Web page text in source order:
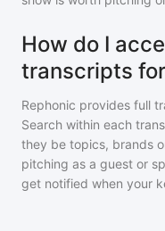
How do I
transcripts
Rephonic provides full
Search within each
they be topics, brands
pitching as a guest or
get notified when your